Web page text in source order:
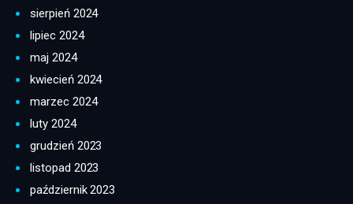
sierpień 2024
lipiec 2024
maj 2024
kwiecień 2024
marzec 2024
luty 2024
grudzień 2023
listopad 2023
październik 2023